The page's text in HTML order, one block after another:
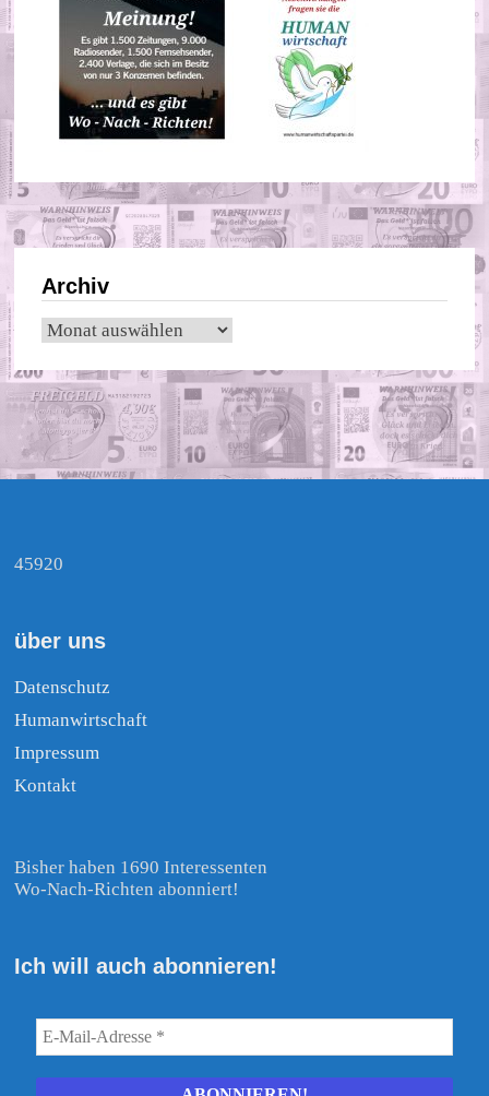
Archiv
Archiv
45920
über uns
Datenschutz
Humanwirtschaft
Impressum
Kontakt
Bisher haben 1690 Interessenten
Wo-Nach-Richten abonniert!
Ich will auch abonnieren!